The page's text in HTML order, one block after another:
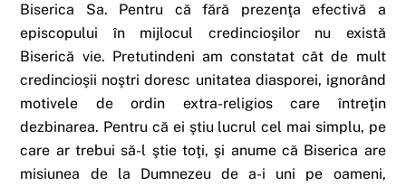
Biserica Sa. Pentru că fără prezenţa efectivă a
episcopului în mijlocul credincioşilor nu există
Biserică vie. Pretutindeni am constatat cât de mult
credincioşii noştri doresc unitatea diasporei, ignorând
motivele de ordin extra-religios care întreţin
dezbinarea. Pentru că ei ştiu lucrul cel mai simplu, pe
care ar trebui să-l ştie toţi, şi anume că Biserica are
misiunea de la Dumnezeu de a-i uni pe oameni,